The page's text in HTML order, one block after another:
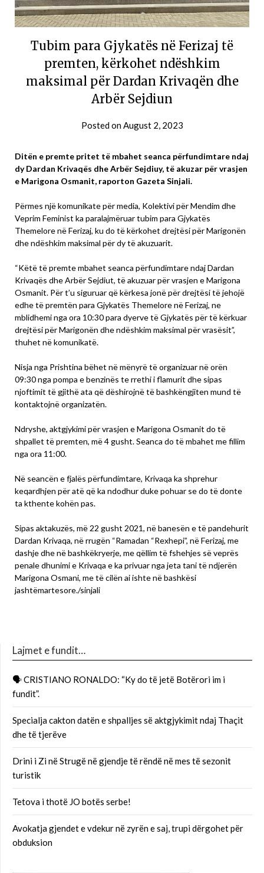
Tubim para Gjykatës në Ferizaj të
premten, kërkohet ndëshkim
maksimal për Dardan Krivaqën dhe
Arbër Sejdiun
Posted onAugust 2, 2023
Ditën e premte pritet të mbahet seanca përfundimtare ndaj
dy Dardan Krivaqës dhe Arbër Sejdiuy, të akuzar për vrasjen
e Marigona Osmanit, raporton Gazeta Sinjali.
Përmes një komunikate për media, Kolektivi për Mendim dhe
Veprim Feminist ka paralajmëruar tubim para Gjykatës
Themelore në Ferizaj, ku do të kërkohet drejtësi për Marigonën
dhe ndëshkim maksimal për dy të akuzuarit.
“Këtë të premte mbahet seanca përfundimtare ndaj Dardan
Krivaqës dhe Arbër Sejdiut, të akuzuar për vrasjen e Marigona
Osmanit. Për t’u siguruar që kërkesa jonë për drejtësi të jehojë
edhe të premtën para Gjykatës Themelore në Ferizaj, ne
mblidhemi nga ora 10:30 para dyerve të Gjykatës për të kërkuar
drejtësi për Marigonën dhe ndëshkim maksimal për vrasësit”,
thuhet në komunikatë.
Nisja nga Prishtina bëhet në mënyrë të organizuar në orën
09:30 nga pompa e benzinës te rrethi i flamurit dhe sipas
njoftimit të gjithë ata që dëshirojnë të bashkëngjiten mund të
kontaktojnë organizatën.
Ndryshe, aktgjykimi për vrasjen e Marigona Osmanit do të
shpallet të premten, më 4 gusht. Seanca do të mbahet me fillim
nga ora 11:00.
Në seancën e fjalës përfundimtare, Krivaqa ka shprehur
keqardhjen për atë që ka ndodhur duke pohuar se do të donte
ta kthente kohën pas.
Sipas aktakuzës, më 22 gusht 2021, në banesën e të pandehurit
Dardan Krivaqa, në rrugën “Ramadan “Rexhepi”, në Ferizaj, me
dashje dhe në bashkëkryerje, me qëllim të fshehjes së veprës
penale dhunimi e Krivaqa e ka privuar nga jeta tani të ndjerën
Marigona Osmani, me të cilën ai ishte në bashkësi
jashtëmartesore./sinjali
Lajmet e fundit…
🗣 CRISTIANO RONALDO: “Ky do të jetë Botërori im i
fundit”.
Specialja cakton datën e shpalljes së aktgjykimit ndaj Thaçit
dhe të tjerëve
Drini i Zi në Strugë në gjendje të rëndë në mes të sezonit
turistik
Tetova i thotë JO botës serbe!
Avokatja gjendet e vdekur në zyrën e saj, trupi dërgohet për
obduksion